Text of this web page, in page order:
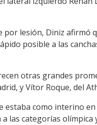
lesión, Diniz afirmó
posible a las
otras grandes
y Vítor Roque, del
estaba como interino
las categorías olímpica